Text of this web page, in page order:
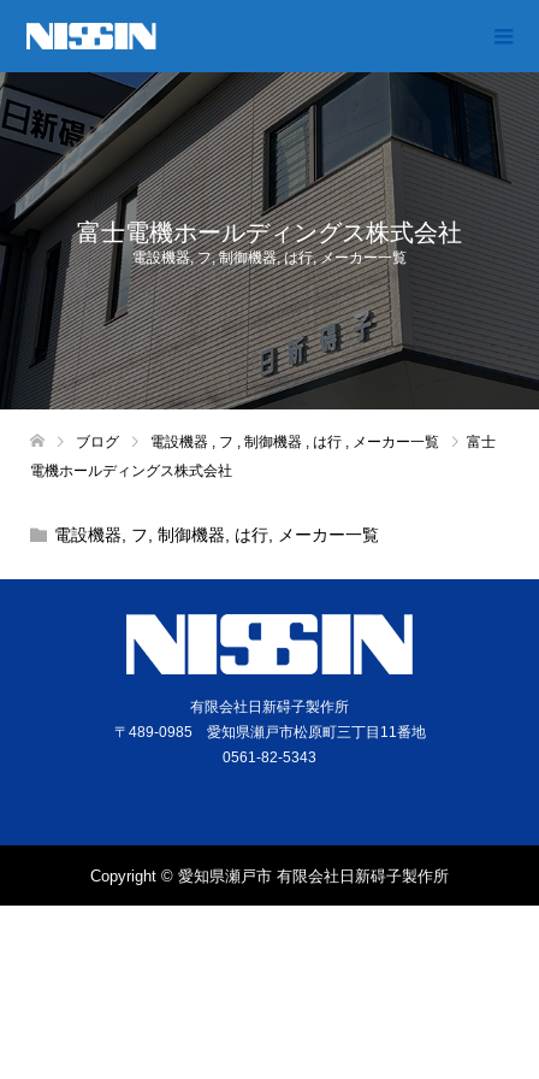
富士電機ホールディングス株式会社
電設機器,フ,制御機器,は行,メーカー一覧
ブログ 電設機器 フ 制御機器 は行 メーカー一覧
富士
電機ホールディングス株式会社
電設機器 フ 制御機器 は行, メーカー一覧
有限会社日新碍子製作所
〒489-0985 愛知県瀬戸市松原町三丁目11番地
0561-82-5343
Copyright © 愛知県瀬戸市 有限会社日新碍子製作所